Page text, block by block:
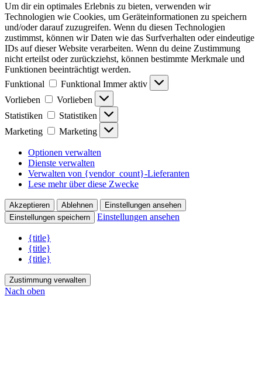
Um dir ein optimales Erlebnis zu bieten, verwenden wir
Technologien wie Cookies, um Geräteinformationen zu speichern
und/oder darauf zuzugreifen. Wenn du diesen Technologien
zustimmst, können wir Daten wie das Surfverhalten oder eindeutige
IDs auf dieser Website verarbeiten. Wenn du deine Zustimmung
nicht erteilst oder zurückziehst, können bestimmte Merkmale und
Funktionen beeinträchtigt werden.
Funktional
Funktional Immer aktiv
Vorlieben
Vorlieben
Statistiken
Statistiken
Marketing
Marketing
Optionen verwalten
Dienste verwalten
Verwalten von {vendor_count}-Lieferanten
Lese mehr über diese Zwecke
Akzeptieren Ablehnen
Einstellungen ansehen
Einstellungen speichern
Einstellungen ansehen
{title}
{title}
{title}
Zustimmung verwalten
Nach oben